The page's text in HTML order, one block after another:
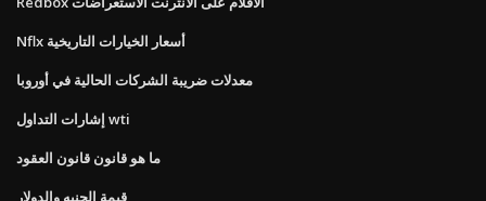
Nflx أسعار الخيارات التاريخية
معدلات ضريبة الشركات الحالية في أوروبا
إشارات التداول wti
ما هو قانون قانون العقود
قيمة الجنيه والدولار